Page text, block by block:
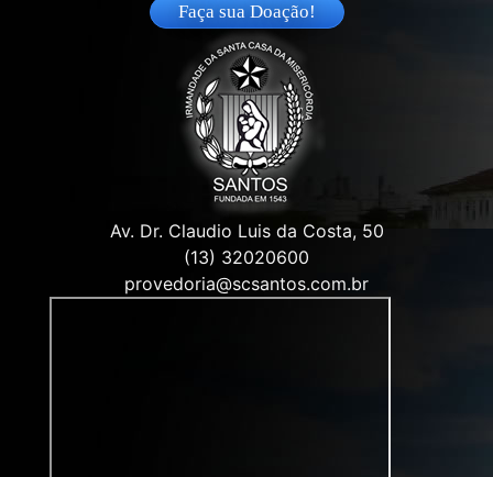
Faça sua Doação!
Av. Dr. Claudio Luis da Costa, 50
(13) 32020600
provedoria@scsantos.com.br